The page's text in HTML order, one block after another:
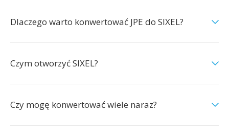
Dlaczego warto konwertować JPE do SIXEL?
Czym otworzyć SIXEL?
Czy mogę konwertować wiele naraz?